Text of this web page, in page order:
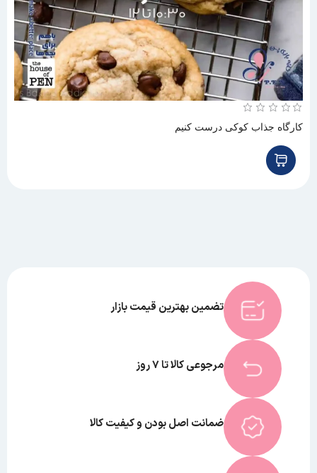
کارگاه جذاب کوکی درست کنیم
تضمین بهترین قیمت بازار
مرجوعی کالا تا 7 روز
ضمانت اصل بودن و کیفیت کالا